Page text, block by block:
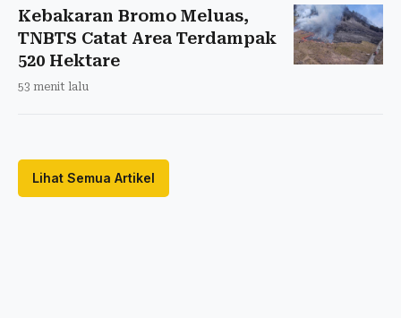
Kebakaran Bromo Meluas,
TNBTS Catat Area Terdampak
520 Hektare
53 menit lalu
Lihat Semua Artikel